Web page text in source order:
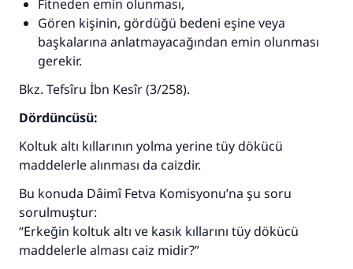
Fitneden emin olunması,
Gören kişinin, gördüğü bedeni eşine veya
başkalarına anlatmayacağından emin olunması
gerekir.
Bkz. Tefsîru İbn Kesîr(3/258).
Dördüncüsü:
Koltuk altı kıllarının yolma yerine tüy dökücü
maddelerle alınması da caizdir.
Bu konuda Dâimî Fetva Komisyonu’na şu soru
sorulmuştur:
“Erkeğin koltuk altı ve kasık kıllarını tüy dökücü
maddelerle alması caiz midir?”